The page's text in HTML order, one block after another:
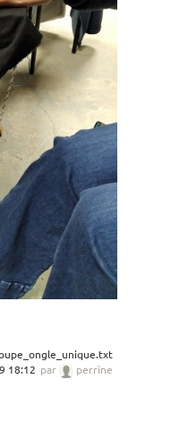
18:12 par perrine